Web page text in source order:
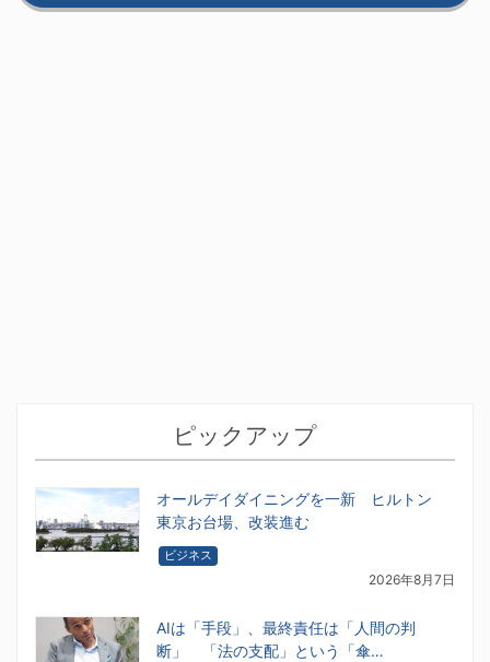
ピックアップ
オールデイダイニングを一新 ヒルトン
東京お台場、改装進む
ビジネス
2026年8月7日
AIは「手段」、最終責任は「人間の判
断」 「法の支配」という「傘…